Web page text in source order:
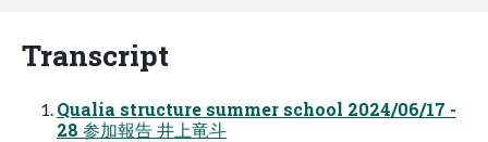
Transcript
Qualia structure summer school 2024/06/17 -
28 参加報告 井上竜斗